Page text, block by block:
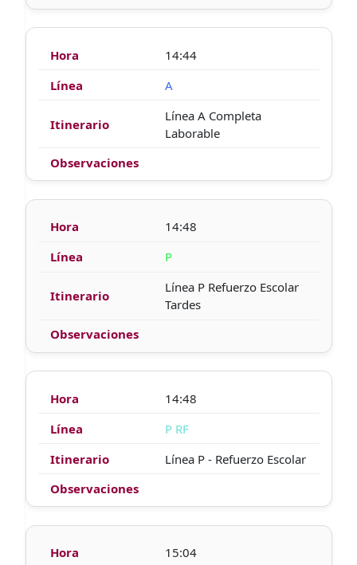
14:44
A
Línea A Completa
Laborable
14:48
P
Línea P Refuerzo Escolar
Tardes
14:48
P RF
Línea P - Refuerzo Escolar
15:04